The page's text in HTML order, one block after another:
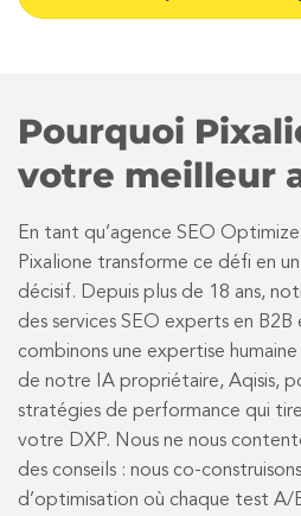
Pourquoi
votre meilleur
En tant qu’agence SEO
Pixalione transforme ce défi en
décisif. Depuis plus de 18 ans,
des services SEO experts en B2B
combinons une expertise
de notre IA propriétaire, Aqisis,
stratégies de performance qui
votre DXP. Nous ne nous
des conseils : nous co-
d’optimisation où chaque test